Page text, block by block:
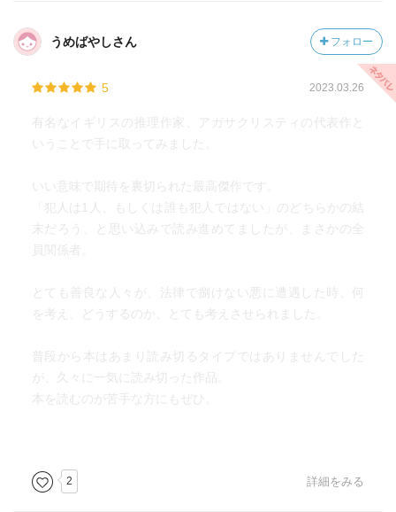
うめばやしさん フォロー
5 2023.03.26
有名なイギリスの推理作家、アガサクリスティの代表作と
いうことで手に取ってみました。
いい意味で期待を裏切られた最高傑作です。
「犯人は1人、もしくは誰も犯人ではない」のどちらかの結
末だろう、と思い込みで読み進めてましたが、まさかの全
員関係者。
とても善良な人々が、法律で捌けない悪に遭遇した時、何
を考え、どうするのか、とても考えさせられました。
普段から本はあまり読み切るタイプではありませんでした
が、久々に一気に読み切った作品。
本を読むのが苦手な方にもぜひ。
2 詳細をみる